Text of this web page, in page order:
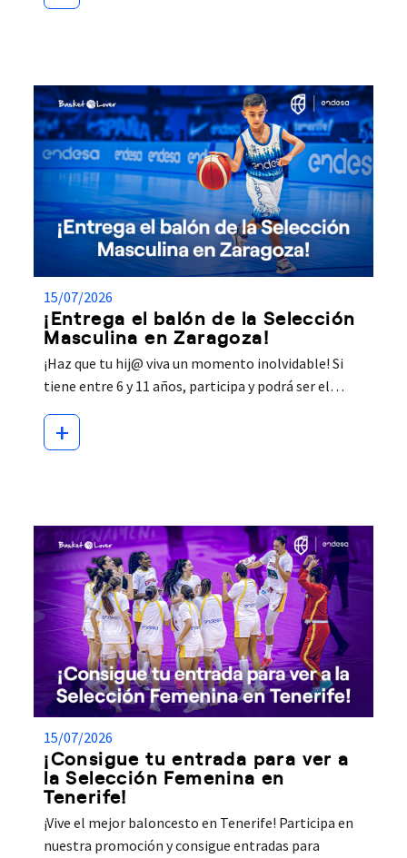
15/07/2026
¡Entrega el balón de la Selección
Masculina en Zaragoza!
¡Haz que tu hij@ viva un momento inolvidable! Si
tiene entre 6 y 11 años, participa y podrá ser el…
+
15/07/2026
¡Consigue tu entrada para ver a
la Selección Femenina en
Tenerife!
¡Vive el mejor baloncesto en Tenerife! Participa en
nuestra promoción y consigue entradas para